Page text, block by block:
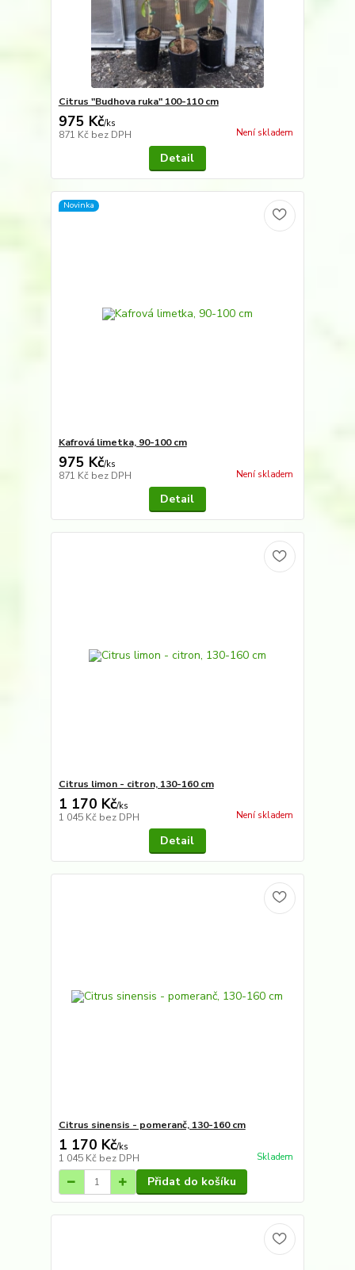
Citrus "Budhova ruka" 100-110 cm
975 Kč/ks
871 Kč bez DPH Není skladem
Detail
Novinka
Kafrová limetka, 90-100 cm
975 Kč/ks
871 Kč bez DPH Není skladem
Detail
Citrus limon - citron, 130-160 cm
1 170 Kč/ks
1 045 Kč bez DPH Není skladem
Detail
Citrus sinensis - pomeranč, 130-160 cm
1 170 Kč/ks
1 045 Kč bez DPH Skladem
Přidat do košíku